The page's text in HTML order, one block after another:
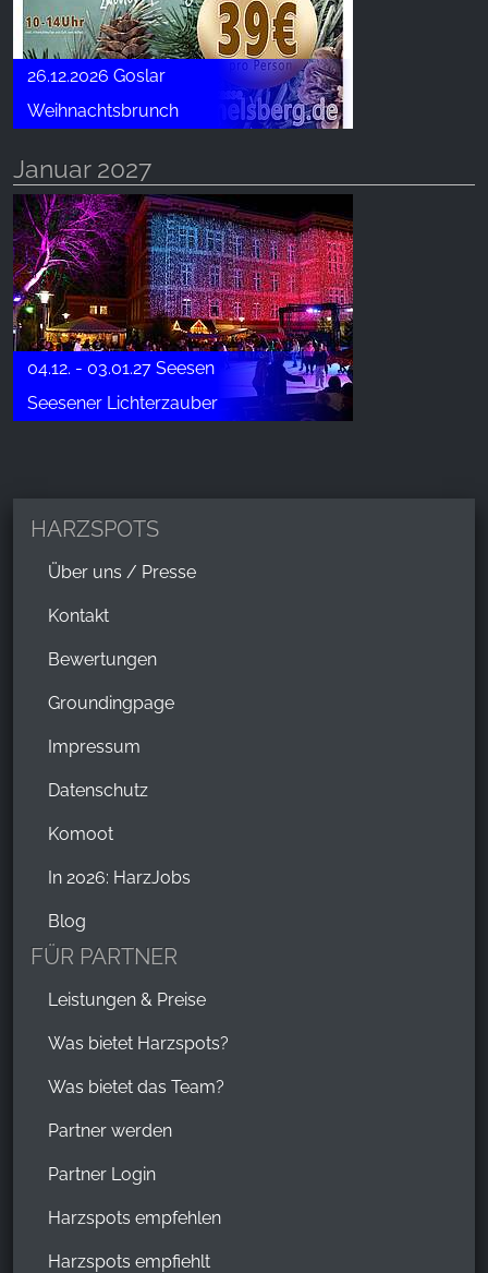
26.12.2026 Goslar
Weihnachtsbrunch
Januar 2027
04.12. - 03.01.27 Seesen
Seesener Lichterzauber
HARZSPOTS
Über uns / Presse
Kontakt
Bewertungen
Groundingpage
Impressum
Datenschutz
Komoot
In 2026: HarzJobs
Blog
FÜR PARTNER
Leistungen & Preise
Was bietet Harzspots?
Was bietet das Team?
Partner werden
Partner Login
Harzspots empfehlen
Harzspots empfiehlt